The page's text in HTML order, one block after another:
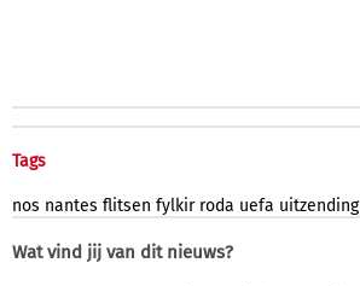
Tags
nos nantes flitsen fylkir roda uefa uitzending
Wat vind jij van dit nieuws?